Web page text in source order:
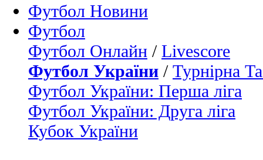
Футбол Новини
Футбол
Футбол Онлайн / Livescore
Футбол України / Турнірна
Футбол України: Перша ліга
Футбол України: Друга ліга
Кубок України